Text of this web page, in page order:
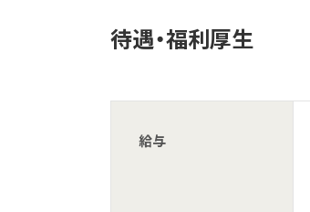
待遇・福利厚生
給与